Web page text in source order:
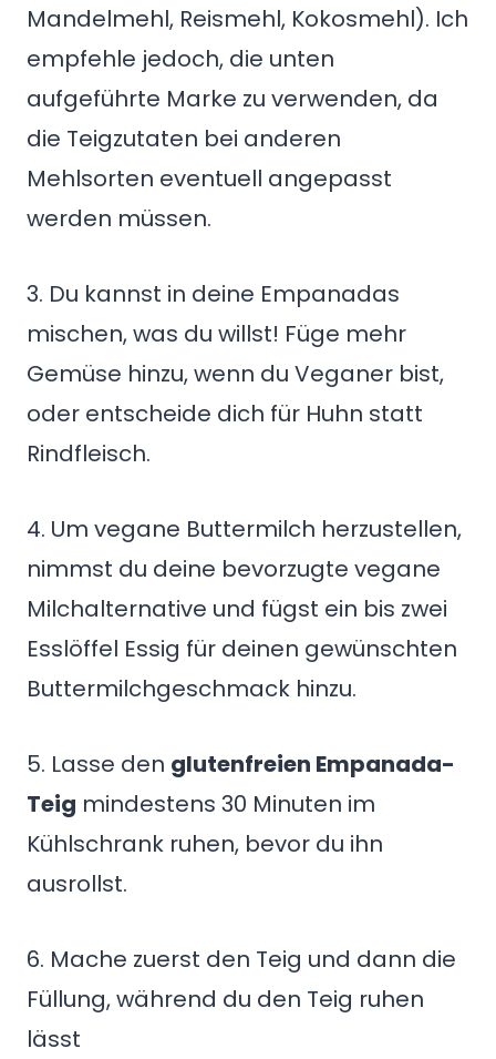
Mandelmehl, Reismehl, Kokosmehl). Ich
empfehle jedoch, die unten
aufgeführte Marke zu verwenden, da
die Teigzutaten bei anderen
Mehlsorten eventuell angepasst
werden müssen.
3. Du kannst in deine Empanadas
mischen, was du willst! Füge mehr
Gemüse hinzu, wenn du Veganer bist,
oder entscheide dich für Huhn statt
Rindfleisch.
4. Um vegane Buttermilch herzustellen,
nimmst du deine bevorzugte vegane
Milchalternative und fügst ein bis zwei
Esslöffel Essig für deinen gewünschten
Buttermilchgeschmack hinzu.
5. Lasse den glutenfreien Empanada-
Teig mindestens 30 Minuten im
Kühlschrank ruhen, bevor du ihn
ausrollst.
6. Mache zuerst den Teig und dann die
Füllung, während du den Teig ruhen
lässt